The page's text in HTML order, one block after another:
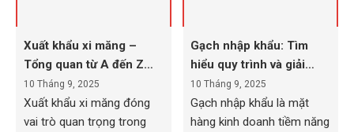
Xuất khẩu xi măng –
Tổng quan từ A đến Z
cho doanh nghiệp
10 Tháng 9, 2025
Xuất khẩu xi măng đóng
vai trò quan trọng trong
Gạch nhập khẩu: Tìm
hiểu quy trình và giải
pháp tránh rủi ro
10 Tháng 9, 2025
Gạch nhập khẩu là mặt
hàng kinh doanh tiềm năng